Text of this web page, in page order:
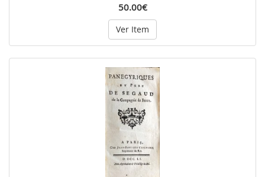
50.00€
Ver Item